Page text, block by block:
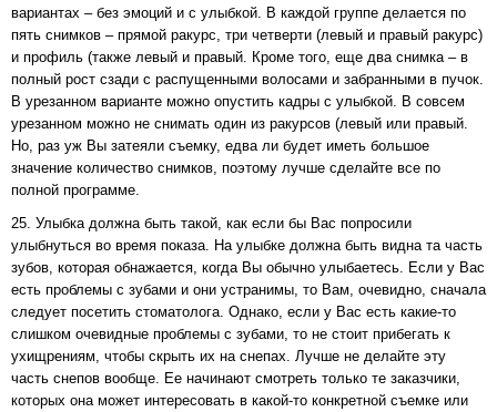
вариантах – без эмоций и с улыбкой. В каждой группе делается по
пять снимков – прямой ракурс, три четверти (левый и правый ракурс)
и профиль (также левый и правый. Кроме того, еще два снимка – в
полный рост сзади с распущенными волосами и забранными в пучок.
В урезанном варианте можно опустить кадры с улыбкой. В совсем
урезанном можно не снимать один из ракурсов (левый или правый.
Но, раз уж Вы затеяли съемку, едва ли будет иметь большое
значение количество снимков, поэтому лучше сделайте все по
полной программе.
25. Улыбка должна быть такой, как если бы Вас попросили
улыбнуться во время показа. На улыбке должна быть видна та часть
зубов, которая обнажается, когда Вы обычно улыбаетесь. Если у Вас
есть проблемы с зубами и они устранимы, то Вам, очевидно, сначала
следует посетить стоматолога. Однако, если у Вас есть какие-то
слишком очевидные проблемы с зубами, то не стоит прибегать к
ухищрениям, чтобы скрыть их на снепах. Лучше не делайте эту
часть снепов вообще. Ее начинают смотреть только те заказчики,
которых она может интересовать в какой-то конкретной съемке или